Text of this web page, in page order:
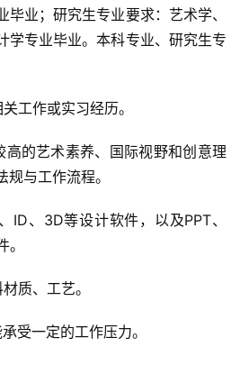
业；研究生专业要求：艺术学、
学专业毕业。本科专业、研究生专
工作或实习经历。
高的艺术素养、国际视野和创意理
与工作流程。
ID、3D等设计软件，以及PPT、
质、工艺。
受一定的工作压力。